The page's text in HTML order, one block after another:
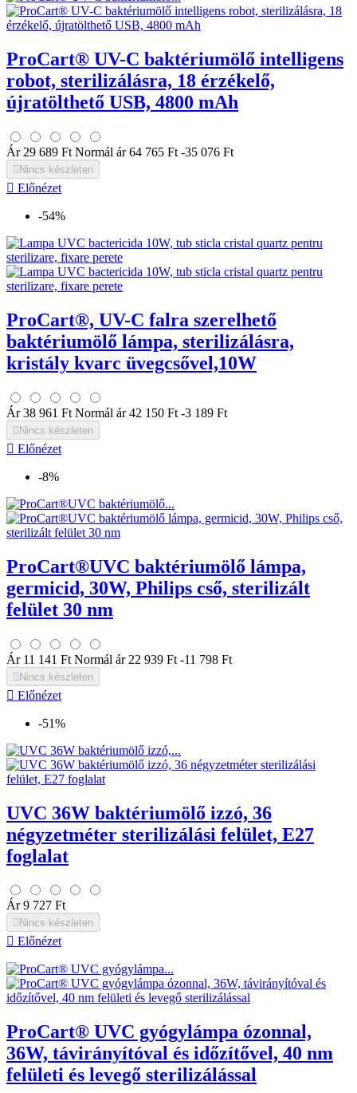
ProCart® UV-C baktériumölő intelligens
robot, sterilizálásra, 18 érzékelő,
újratölthető USB, 4800 mAh
Ár 29 689 Ft Normál ár 64 765 Ft -35 076 Ft
 Nincs készleten
 Előnézet
-54%
ProCart®, UV-C falra szerelhető
baktériumölő lámpa, sterilizálásra,
kristály kvarc üvegcsővel,10W
Ár 38 961 Ft Normál ár 42 150 Ft -3 189 Ft
 Nincs készleten
 Előnézet
-8%
ProCart®UVC baktériumölő lámpa,
germicid, 30W, Philips cső, sterilizált
felület 30 nm
Ár 11 141 Ft Normál ár 22 939 Ft -11 798 Ft
Nincs készleten
 Előnézet
-51%
UVC 36W baktériumölő izzó, 36
négyzetméter sterilizálási felület, E27
foglalat
Ár 9 727 Ft
 Nincs készleten
 Előnézet
ProCart® UVC gyógylámpa ózonnal,
36W, távirányítóval és időzítővel, 40 nm
felületi és levegő sterilizálással